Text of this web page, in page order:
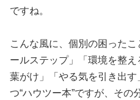
ですね。
こんな風に、個別の困った
ールステップ」「環境を整
葉がけ」「やる気を引き出
つ“ハウツー本”ですが、その